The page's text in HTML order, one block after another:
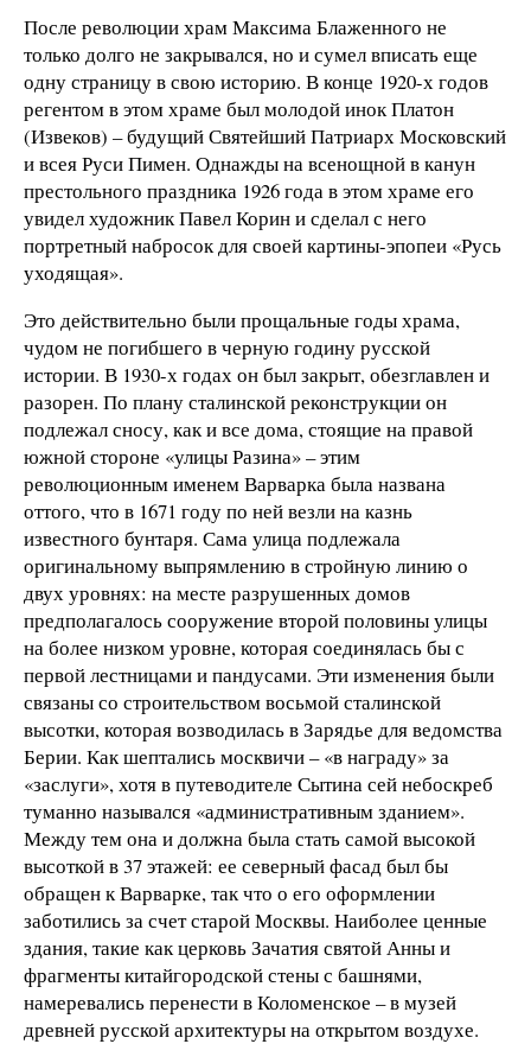
После революции храм Максима Блаженного не
только долго не закрывался, но и сумел вписать еще
одну страницу в свою историю. В конце 1920-х годов
регентом в этом храме был молодой инок Платон
(Извеков) – будущий Святейший Патриарх Московский
и всея Руси Пимен. Однажды на всенощной в канун
престольного праздника 1926 года в этом храме его
увидел художник Павел Корин и сделал с него
портретный набросок для своей картины-эпопеи «Русь
уходящая».
Это действительно были прощальные годы храма,
чудом не погибшего в черную годину русской
истории. В 1930-х годах он был закрыт, обезглавлен и
разорен. По плану сталинской реконструкции он
подлежал сносу, как и все дома, стоящие на правой
южной стороне «улицы Разина» – этим
революционным именем Варварка была названа
оттого, что в 1671 году по ней везли на казнь
известного бунтаря. Сама улица подлежала
оригинальному выпрямлению в стройную линию о
двух уровнях: на месте разрушенных домов
предполагалось сооружение второй половины улицы
на более низком уровне, которая соединялась бы с
первой лестницами и пандусами. Эти изменения были
связаны со строительством восьмой сталинской
высотки, которая возводилась в Зарядье для ведомства
Берии. Как шептались москвичи – «в награду» за
«заслуги», хотя в путеводителе Сытина сей небоскреб
туманно назывался «административным зданием».
Между тем она и должна была стать самой высокой
высоткой в 37 этажей: ее северный фасад был бы
обращен к Варварке, так что о его оформлении
заботились за счет старой Москвы. Наиболее ценные
здания, такие как церковь Зачатия святой Анны и
фрагменты китайгородской стены с башнями,
намеревались перенести в Коломенское – в музей
древней русской архитектуры на открытом воздухе.